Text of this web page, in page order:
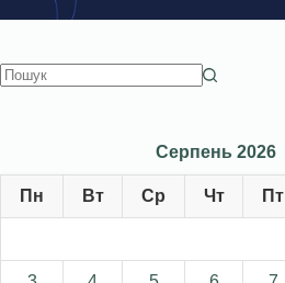
Серпень 2026
Пн Вт Ср Чт Пт